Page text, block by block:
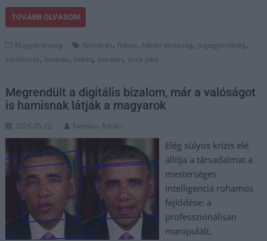
TOVÁBB OLVASOM
Magyarország felmérés, fidesz, háttér társaság, jogegyenlőség,
korlátozás, kutatás, lmbtq, medián, tisza párt
Megrendült a digitális bizalom, már a valóságot
is hamisnak látják a magyarok
2026.05.22. Fazekas Adrián
Elég súlyos krízis elé
állítja a társadalmat a
mesterséges
intelligencia rohamos
fejlődése: a
professzionálisan
manipulált,